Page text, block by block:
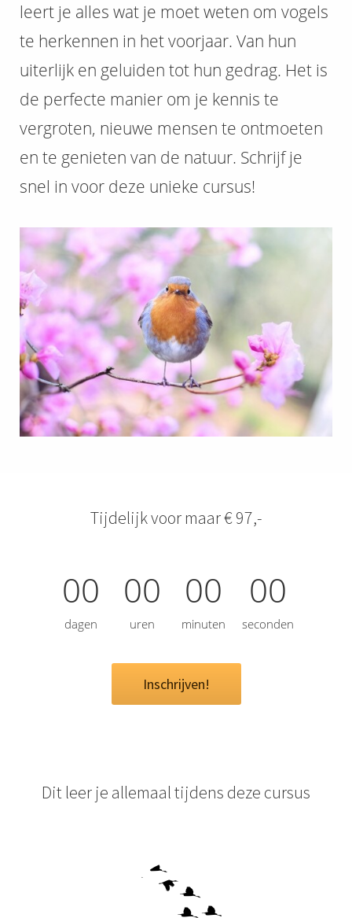
leert je alles wat je moet weten om vogels
te herkennen in het voorjaar. Van hun
uiterlijk en geluiden tot hun gedrag. Het is
de perfecte manier om je kennis te
vergroten, nieuwe mensen te ontmoeten
en te genieten van de natuur. Schrijf je
snel in voor deze unieke cursus!
Tijdelijk voor maar € 97,-
00
dagen
00
uren
00
minuten
00
seconden
Inschrijven!
Dit leer je allemaal tijdens deze cursus